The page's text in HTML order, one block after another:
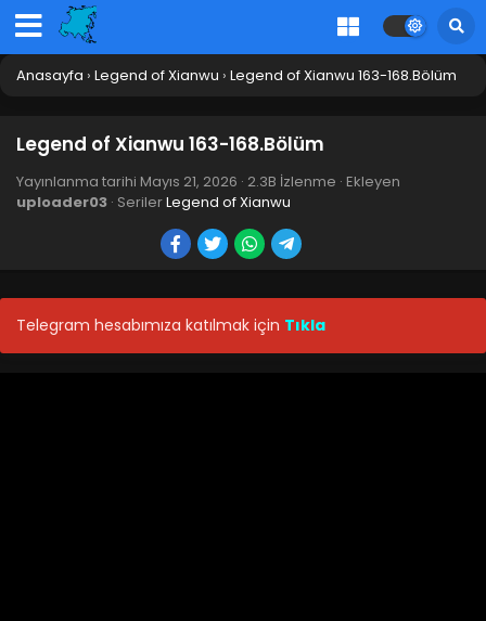
Anasayfa › Legend of Xianwu › Legend of Xianwu 163-168.Bölüm
Legend of Xianwu 163-168.Bölüm
Yayınlanma tarihi Mayıs 21, 2026 · 2.3B İzlenme · Ekleyen
uploader03 · SerilerLegend of Xianwu
Telegram hesabımıza katılmak için Tıkla